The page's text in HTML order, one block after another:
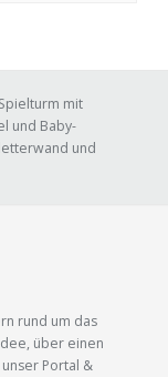
mit
und Baby-
und
rund um das
über einen
Portal &